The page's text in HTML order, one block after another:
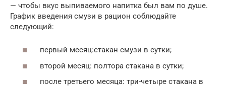
— чтобы вкус выпиваемого напитка был вам по душе.
График введения смузи в рацион соблюдайте
следующий:
первый месяц:стакан смузи в сутки;
второй месяц: полтора стакана в сутки;
после третьего месяца: три-четыре стакана в